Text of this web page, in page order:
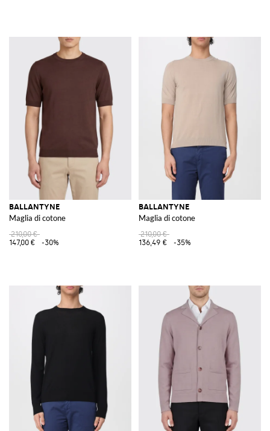
BALLANTYNE
Maglia di cotone
210,00 €
147,00 €
-30%
BALLANTYNE
Maglia di cotone
210,00 €
136,49 €
-35%